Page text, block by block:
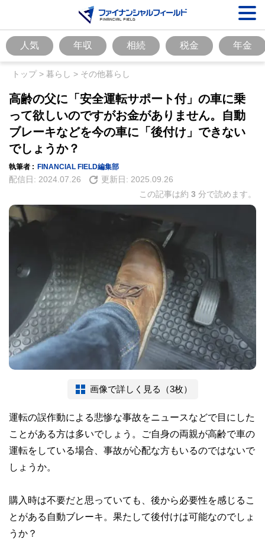
人気 年収 相続 税金 年金
トップ> 暮らし > その他暮らし
高齢の父に「安全運転サポート付」の車に乗
って欲しいのですがお金がありません。自動
ブレーキなどを今の車に「後付け」できない
でしょうか？
執筆者 : FINANCIAL FIELD編集部
配信日: 2024.07.26 更新日: 2025.09.26
この記事は約 3 分で読めます。
画像で詳しく見る（3枚）
運転の誤作動による悲惨な事故をニュースなどで目にした
ことがある方は多いでしょう。ご自身の両親が高齢で車の
運転をしている場合、事故が心配な方もいるのではないで
しょうか。
購入時は不要だと思っていても、後から必要性を感じるこ
とがある自動ブレーキ。果たして後付けは可能なのでしょ
うか？